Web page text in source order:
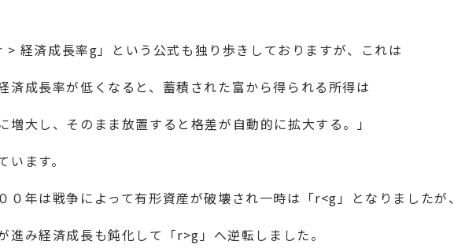
> 経済成長率g」という公式も独り歩きしておりますが、これは
済成長率が低くなると、蓄積された富から得られる所得は
増大し、そのまま放置すると格差が自動的に拡大する。」
ます。
０年は戦争によって有形資産が破壊され一時は「r<g」となりましたが、
進み経済成長も鈍化して「r>g」へ逆転しました。